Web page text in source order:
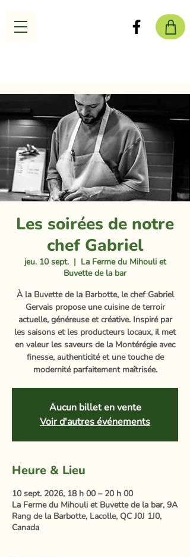
Les soirées de notre
chef Gabriel
jeu. 10 sept.
  |
La Ferme du Mihouli et
Buvette de la bar
À la Buvette de la Barbotte, le chef Gabriel
Gervais propose une cuisine de terroir
actuelle, généreuse et créative. Inspiré par
les saisons et les producteurs locaux, il met
en valeur les saveurs de la Montérégie avec
finesse, authenticité et une touche de
modernité parfaitement maîtrisée.
Aucun billet en vente
Voir d'autres événements
Heure & Lieu
10 sept. 2026, 18 h 00 – 20 h 00
La Ferme du Mihouli et Buvette de la bar, 9A
Rang de la Barbotte, Lacolle, QC J0J 1J0,
Canada